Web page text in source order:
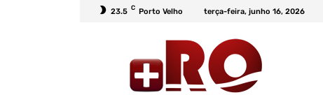
23.5 C Porto Velho terça-feira, junho 16, 2026